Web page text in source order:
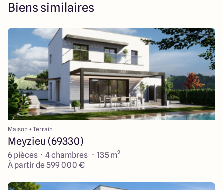
Biens similaires
Maison + Terrain
Meyzieu (69330)
6 pièces · 4 chambres · 135 m²
À partir de 599 000 €